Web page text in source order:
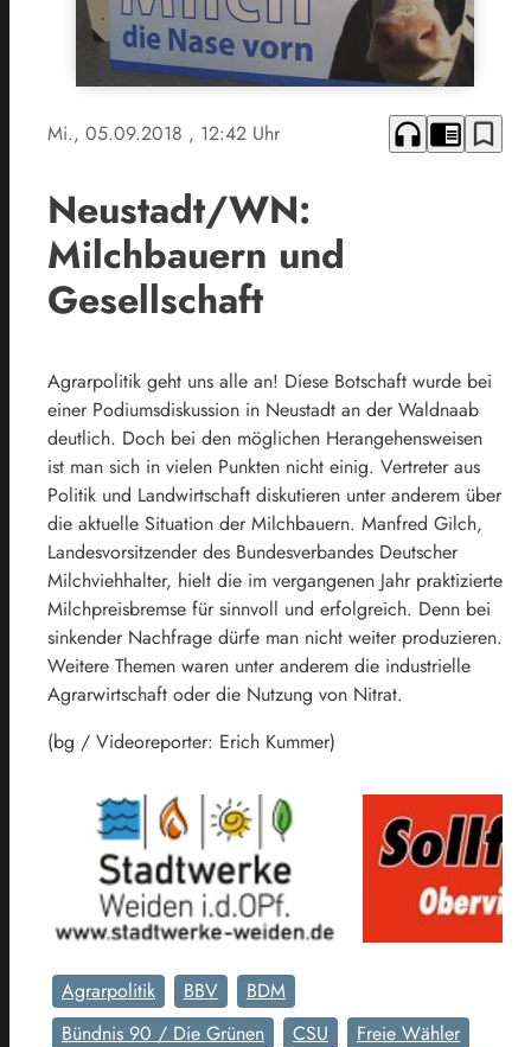
Mi., 05.09.2018 , 12:42 Uhr headphones chrome_reader_mode bookmark_border
Neustadt/WN:
Milchbauern und
Gesellschaft
Agrarpolitik geht uns alle an! Diese Botschaft wurde bei
einer Podiumsdiskussion in Neustadt an der Waldnaab
deutlich. Doch bei den möglichen Herangehensweisen
ist man sich in vielen Punkten nicht einig. Vertreter aus
Politik und Landwirtschaft diskutieren unter anderem über
die aktuelle Situation der Milchbauern. Manfred Gilch,
Landesvorsitzender des Bundesverbandes Deutscher
Milchviehhalter, hielt die im vergangenen Jahr praktizierte
Milchpreisbremse für sinnvoll und erfolgreich. Denn bei
sinkender Nachfrage dürfe man nicht weiter produzieren.
Weitere Themen waren unter anderem die industrielle
Agrarwirtschaft oder die Nutzung von Nitrat.
(bg / Videoreporter: Erich Kummer)
Agrarpolitik BBV
BDM
Bündnis 90 / Die Grünen
CSU
Freie Wähler